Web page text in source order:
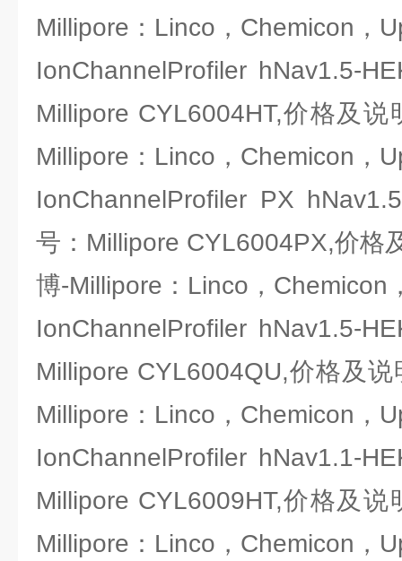
Millipore：Linco，Chemicon，
IonChannelProfiler hNav1.5-
Millipore CYL6004HT,价格及
Millipore：Linco，Chemicon，
IonChannelProfiler PX
号：Millipore CYL6004PX,价格
博-Millipore：Linco，Chemicon
IonChannelProfiler hNav1.5-
Millipore CYL6004QU,价格及
Millipore：Linco，Chemicon，
IonChannelProfiler hNav1.1-
Millipore CYL6009HT,价格及
Millipore：Linco，Chemicon，